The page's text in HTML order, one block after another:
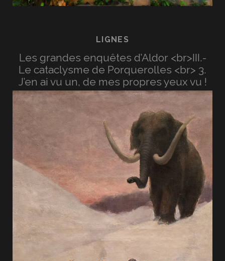
LIGNES
Les grandes enquêtes d’Aldor <br>III.-
Le cataclysme de Porquerolles <br> 3.
J’en ai vu un, de mes propres yeux vu !